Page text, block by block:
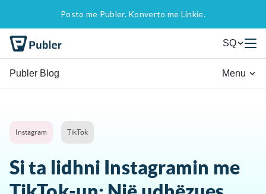
Posto me Publer. Konverto me Linkie.
SQ
Publer Blog Menu
Instagram TikTok
Si ta lidhni Instagramin me